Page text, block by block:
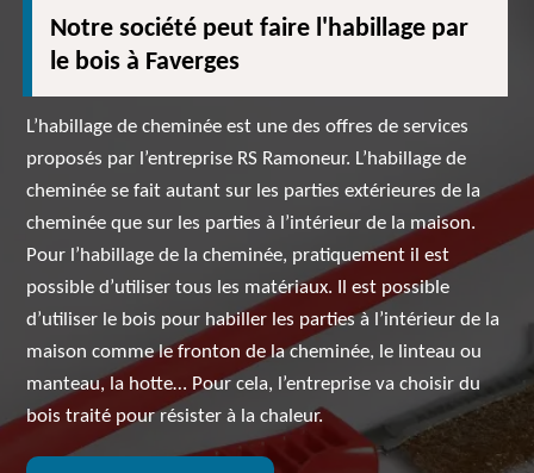
Notre société peut faire l'habillage par
le bois à Faverges
L’habillage de cheminée est une des offres de services
proposés par l’entreprise RS Ramoneur. L’habillage de
cheminée se fait autant sur les parties extérieures de la
cheminée que sur les parties à l’intérieur de la maison.
Pour l’habillage de la cheminée, pratiquement il est
possible d’utiliser tous les matériaux. Il est possible
d’utiliser le bois pour habiller les parties à l’intérieur de la
maison comme le fronton de la cheminée, le linteau ou
manteau, la hotte… Pour cela, l’entreprise va choisir du
bois traité pour résister à la chaleur.